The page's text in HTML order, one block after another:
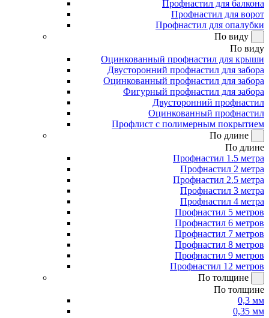
Профнастил для балкона
Профнастил для ворот
Профнастил для опалубки
По виду
По виду
Оцинкованный профнастил для крыши
Двусторонний профнастил для забора
Оцинкованный профнастил для забора
Фигурный профнастил для забора
Двусторонний профнастил
Оцинкованный профнастил
Профлист с полимерным покрытием
По длине
По длине
Профнастил 1.5 метра
Профнастил 2 метра
Профнастил 2.5 метра
Профнастил 3 метра
Профнастил 4 метра
Профнастил 5 метров
Профнастил 6 метров
Профнастил 7 метров
Профнастил 8 метров
Профнастил 9 метров
Профнастил 12 метров
По толщине
По толщине
0,3 мм
0,35 мм